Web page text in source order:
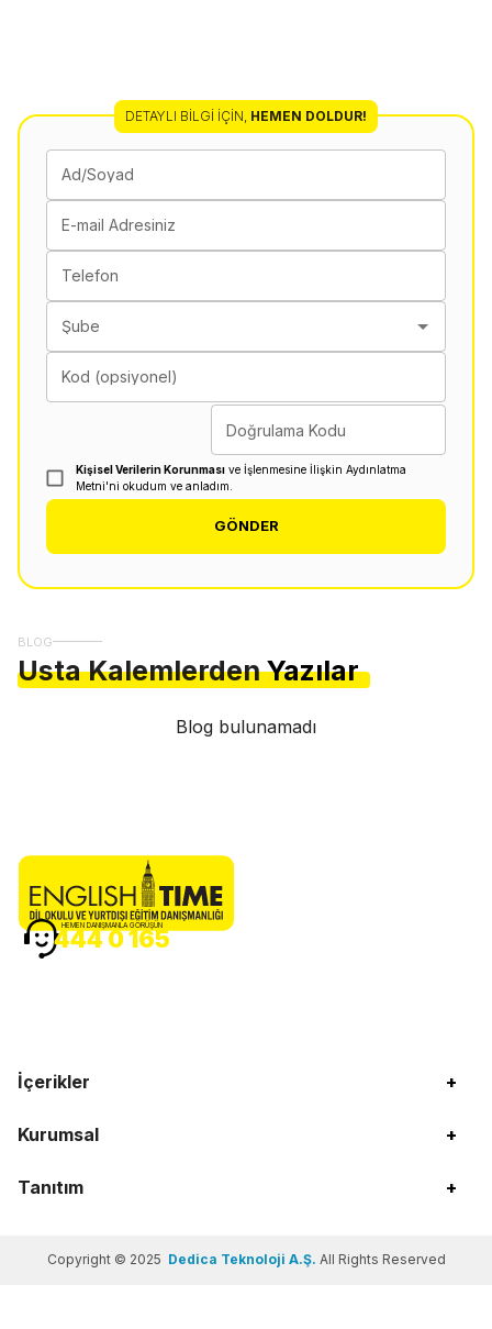
DETAYLI BILGI İÇIN HEMEN DOLDUR!
Ad/Soyad
E-mail Adresiniz
Telefon
Şube
Kod (opsiyonel)
Doğrulama Kodu
Kişisel Verilerin Korunması ve İşlenmesine İlişkin Aydınlatma
Metni'ni okudum ve anladım.
GÖNDER
BLOG
Usta Kalemlerden Yazılar
Blog bulunamadı
İçerikler +
Kurumsal +
Tanıtım +
HEMEN DANIŞMANLA GÖRÜŞÜN
444 0 165
Copyright © 2025 Dedica Teknoloji A.Ş. All Rights Reserved